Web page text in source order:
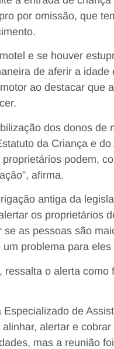
por omissão, que
e se houver
de aferir a
ao destacar que
dos donos de
da Criança e
podem,
afirma.
antiga da
os proprietários
as pessoas são
problema para eles
o alerta
de
alertar e
mas a reunião